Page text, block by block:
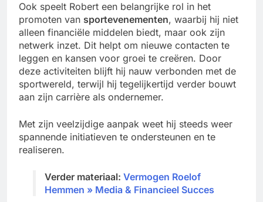
Ook speelt Robert een belangrijke rol in het
promoten van sportevenementen, waarbij hij niet
alleen financiële middelen biedt, maar ook zijn
netwerk inzet. Dit helpt om nieuwe contacten te
leggen en kansen voor groei te creëren. Door
deze activiteiten blijft hij nauw verbonden met de
sportwereld, terwijl hij tegelijkertijd verder bouwt
aan zijn carrière als ondernemer.
Met zijn veelzijdige aanpak weet hij steeds weer
spannende initiatieven te ondersteunen en te
realiseren.
Verder materiaal: Vermogen Roelof
Hemmen » Media & Financieel Succes